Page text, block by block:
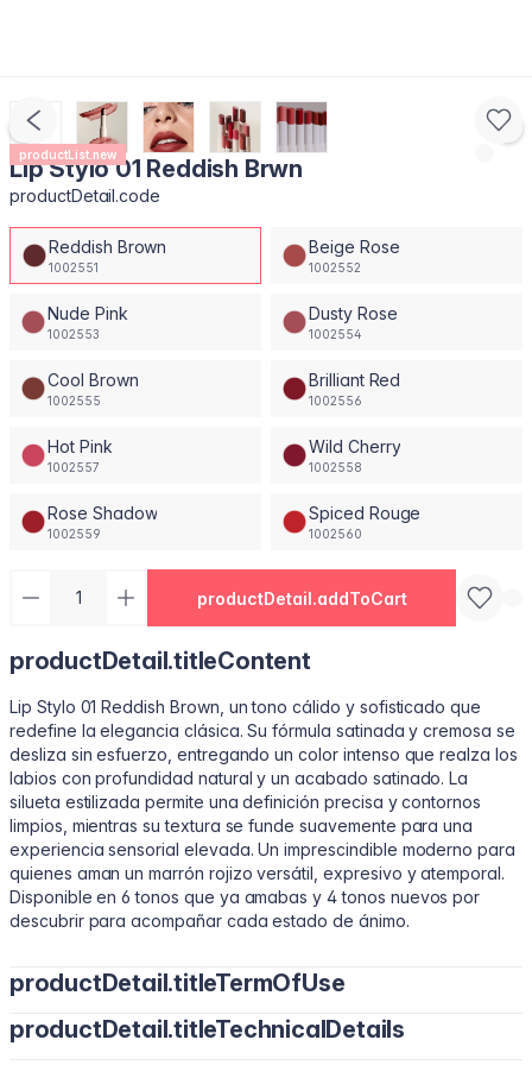
productList.new
Lip Stylo 01 Reddish Brwn
productDetail.code
Reddish Brown
1002551
Beige Rose
1002552
Nude Pink
1002553
Dusty Rose
1002554
Cool Brown
1002555
Brilliant Red
1002556
Hot Pink
1002557
Wild Cherry
1002558
Rose Shadow
1002559
Spiced Rouge
1002560
productDetail.addToCart
productDetail.titleContent
Lip Stylo 01 Reddish Brown, un tono cálido y sofisticado que
redefine la elegancia clásica. Su fórmula satinada y cremosa se
desliza sin esfuerzo, entregando un color intenso que realza los
labios con profundidad natural y un acabado satinado. La
silueta estilizada permite una definición precisa y contornos
limpios, mientras su textura se funde suavemente para una
experiencia sensorial elevada. Un imprescindible moderno para
quienes aman un marrón rojizo versátil, expresivo y atemporal.
Disponible en 6 tonos que ya amabas y 4 tonos nuevos por
descubrir para acompañar cada estado de ánimo.
productDetail.titleTermOfUse
• Perfila tu contorno natural con el borde estilizado. • Inclina
productDetail.titleTechnicalDetails